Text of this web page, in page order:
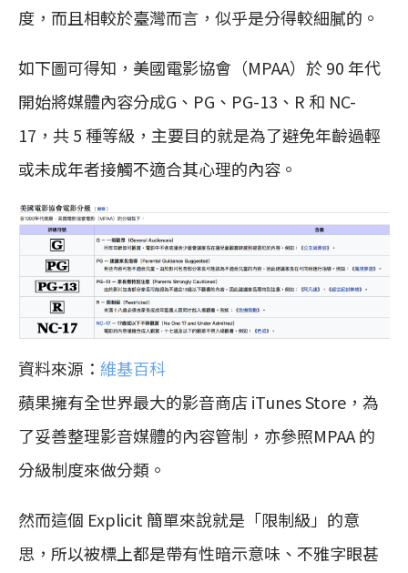
度，而且相較於臺灣而言，似乎是分得較細膩的。
如下圖可得知，美國電影協會（MPAA）於 90 年代
開始將媒體內容分成G、PG、PG-13、R 和 NC-
17，共 5 種等級，主要目的就是為了避免年齡過輕
或未成年者接觸不適合其心理的內容。
資料來源： 維基百科
蘋果擁有全世界最大的影音商店 iTunes Store，為
了妥善整理影音媒體的內容管制，亦參照MPAA 的
分級制度來做分類。
然而這個 Explicit 簡單來說就是「限制級」的意
思，所以被標上都是帶有性暗示意味、不雅字眼甚